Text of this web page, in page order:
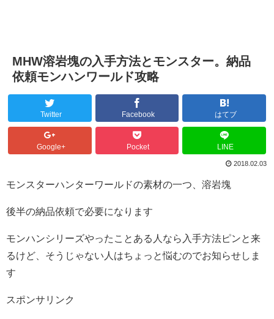
MHW溶岩塊の入手方法とモンスター。納品
依頼モンハンワールド攻略
Twitter Facebook はてブ
Google+ Pocket LINE
2018.02.03
モンスターハンターワールドの素材の一つ、溶岩塊
後半の納品依頼で必要になります
モンハンシリーズやったことある人なら入手方法ピンと来
るけど、そうじゃない人はちょっと悩むのでお知らせしま
す
スポンサリンク